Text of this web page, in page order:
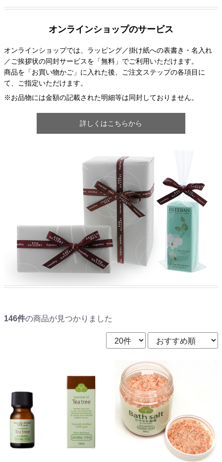
オンラインショップのサービス
オンラインショップでは、ラッピング／掛け紙への表書き・名入れ
／ご挨拶状の同封サービスを「無料」でご利用いただけます。
商品を「お買い物かご」に入れた後、ご注文ステップの各項目に
て、ご指定いただけます。
※お品物には金額の記載された明細等は同封しておりません。
詳しくはこちらから
146件の商品が見つかりました